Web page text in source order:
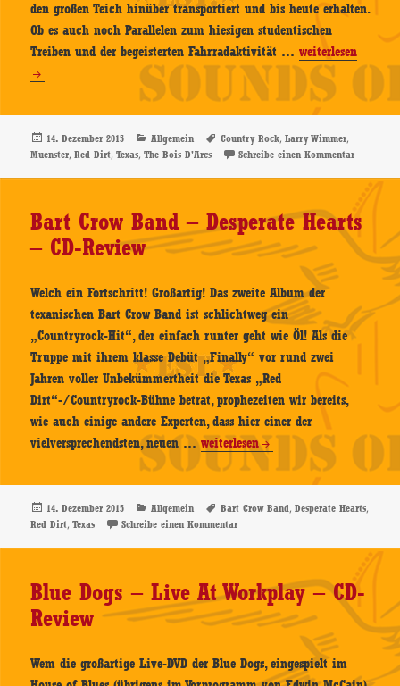
den großen Teich hinüber transportiert und bis heute erhalten.
Ob es auch noch Parallelen zum hiesigen studentischen
Treiben und der begeisterten Fahrradaktivität …The
Bois
D’Arcs
–
Same
–
CD-
weiterlesen
Veröffentlicht
am
14. Dezember 2015 Kategorien
Allgemein Schlagwörter
Country Rock,Larry Wimmer,
Muenster,Red Dirt,Texas,The Bois D'Arcs Schreibe einen Kommentarzu The
Bart Crow Band – Desperate Hearts
– CD-Review
Welch ein Fortschritt! Großartig! Das zweite Album der
texanischen Bart Crow Band ist schlichtweg ein
„Countryrock-Hit“, der einfach runter geht wie Öl! Als die
Truppe mit ihrem klasse Debüt „Finally“ vor rund zwei
Jahren voller Unbekümmertheit die Texas „Red
Dirt“-/Countryrock-Bühne betrat, prophezeiten wir bereits,
wie auch einige andere Experten, dass hier einer der
vielversprechendsten, neuen …Bart
Crow
Band
–
Desperate
Hearts
CD-
Review
weiterlesen
Veröffentlicht
am
14. Dezember 2015 Kategorien
Allgemein Schlagwörter
Bart Crow Band,Desperate Hearts,
Red Dirt,Texas Schreibe einen Kommentarzu Bart Crow Band – Desperate
Blue Dogs – Live At Workplay – CD-
Review
Wem die großartige Live-DVD der Blue Dogs, eingespielt im